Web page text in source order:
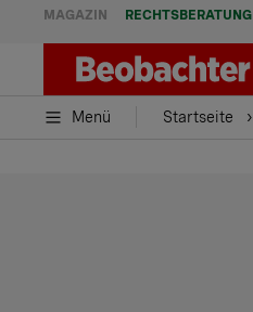
MAGAZIN RECHTSBERATUNG
Menü Startseite